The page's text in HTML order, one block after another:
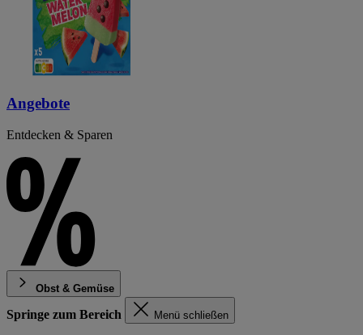
Angebote
Entdecken & Sparen
Obst & Gemüse
Springe zum Bereich Menü schließen